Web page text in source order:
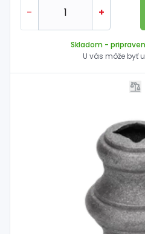
- +
Skladom -
U vás môže byť